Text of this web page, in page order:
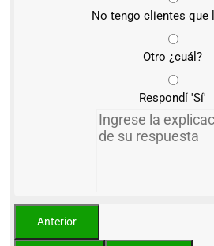
No tengo clientes que
Otro ¿cuál?
Respondí 'Sí'